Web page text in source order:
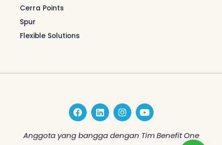
Cerra Points
Spur
Flexible Solutions
F
a
c
e
L
i
n
k
I
n
s
t
Y
o
u
t
Anggota yang bangga dengan Tim Benefit One